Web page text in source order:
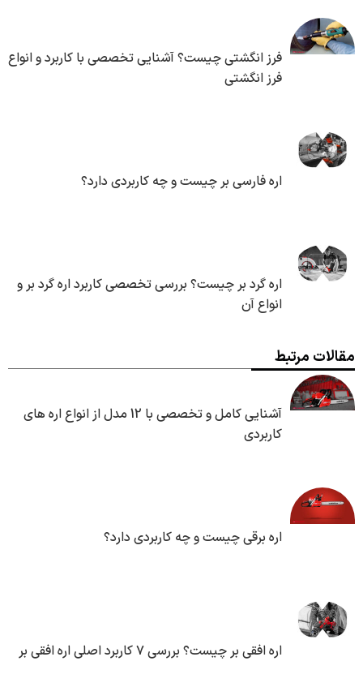
فرز انگشتی چیست؟ آشنایی تخصصی با کاربرد و انواع
فرز انگشتی
اره فارسی بر چیست و چه کاربردی دارد؟
اره گرد بر چیست؟ بررسی تخصصی کاربرد اره گرد بر و
انواع آن
مقالات مرتبط
آشنایی کامل و تخصصی با 12 مدل از انواع اره های
کاربردی
اره برقی چیست و چه کاربردی دارد؟
اره افقی بر چیست؟ بررسی ۷ کاربرد اصلی اره افقی بر